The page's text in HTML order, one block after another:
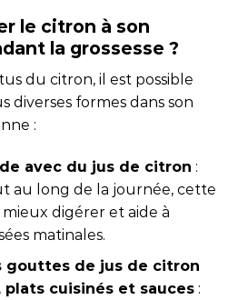
le citron à son
la grossesse ?
du citron, il est possible
diverses formes dans son
:
avec du jus de citron :
au long de la journée, cette
digérer et aide à
matinales.
gouttes de jus de citron
plats cuisinés et sauces: